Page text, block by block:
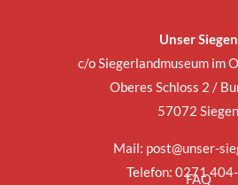
Unser Siegen
c/o Siegerlandmuseum im
Oberes Schloss 2 /
57072 Siegen
Mail: post@unser-
Telefon: 0271
FAQ